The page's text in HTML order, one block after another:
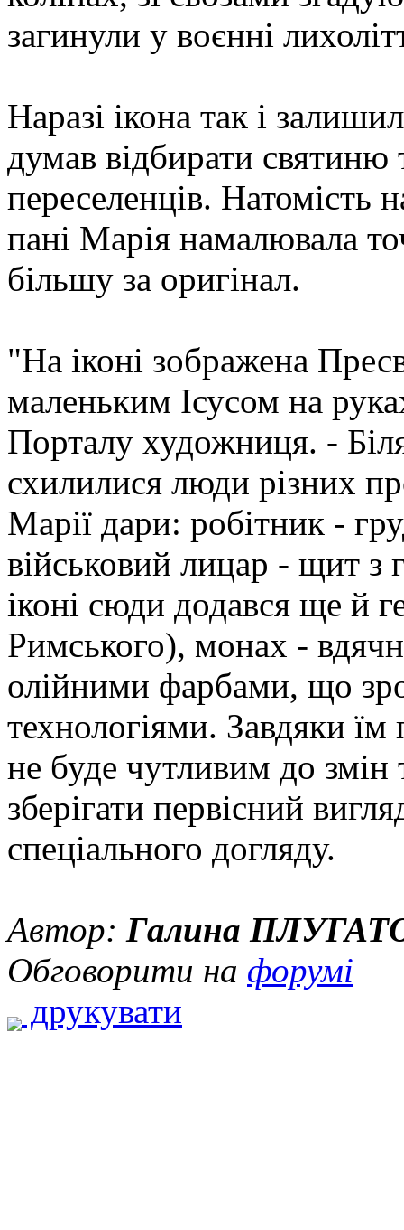
загинули у воєнні
Наразі ікона так і
думав відбирати святиню
переселенців.
пані Марія намалювала
більшу за оригінал.
"На іконі зображена
маленьким Ісусом на
Порталу художниця. -
схилилися люди різних
Марії дари: робітник -
військовий лицар - щит з
іконі сюди додався ще й
Римського), монах -
олійними фарбами, що
технологіями. Завдяки
не буде чутливим до змін
зберігати первісний
спеціального догляду.
Автор: Галина
Обговорити на форумі
друкувати